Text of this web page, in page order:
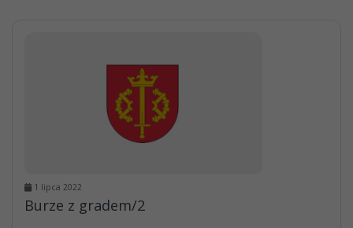
1 lipca 2022
Burze z gradem/2